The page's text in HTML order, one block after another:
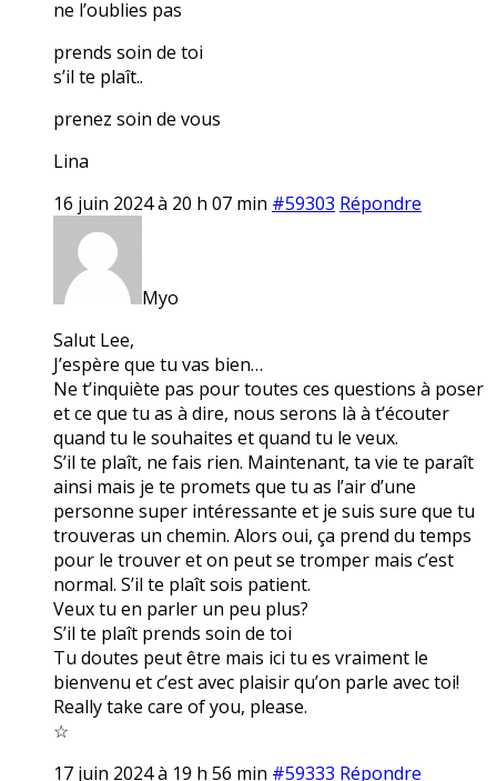
ne l’oublies pas
prends soin de toi
s’il te plaît..
prenez soin de vous
Lina
16 juin 2024 à 20 h 07 min #59303 Répondre
Myo
Salut Lee,
J’espère que tu vas bien…
Ne t’inquiète pas pour toutes ces questions à poser
et ce que tu as à dire, nous serons là à t’écouter
quand tu le souhaites et quand tu le veux.
S’il te plaît, ne fais rien. Maintenant, ta vie te paraît
ainsi mais je te promets que tu as l’air d’une
personne super intéressante et je suis sure que tu
trouveras un chemin. Alors oui, ça prend du temps
pour le trouver et on peut se tromper mais c’est
normal. S’il te plaît sois patient.
Veux tu en parler un peu plus?
S’il te plaît prends soin de toi
Tu doutes peut être mais ici tu es vraiment le
bienvenu et c’est avec plaisir qu’on parle avec toi!
Really take care of you, please.
☆
17 juin 2024 à 19 h 56 min #59333 Répondre